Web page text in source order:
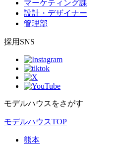
マーケティング課
設計・デザイナー
管理部
採用SNS
モデルハウスをさがす
モデルハウスTOP
熊本